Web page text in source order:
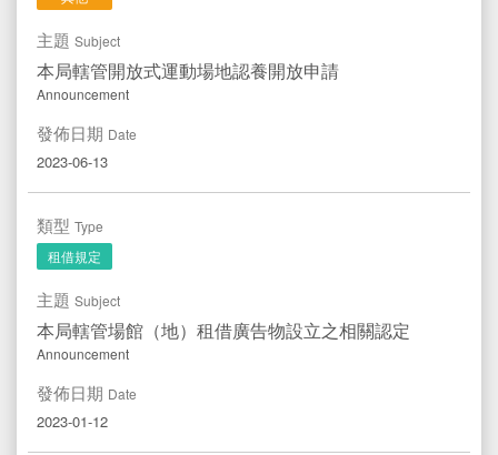
主題 Subject
本局轄管開放式運動場地認養開放申請
Announcement
發佈日期 Date
2023-06-13
類型 Type
租借規定
主題 Subject
本局轄管場館（地）租借廣告物設立之相關認定
Announcement
發佈日期 Date
2023-01-12